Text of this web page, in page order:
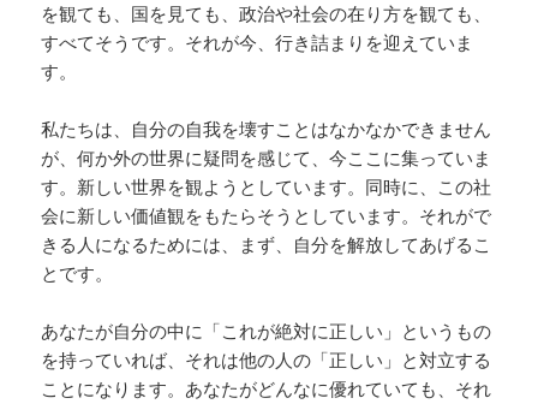
を観ても、国を見ても、政治や社会の在り方を観ても、
すべてそうです。それが今、行き詰まりを迎えていま
す。
私たちは、自分の自我を壊すことはなかなかできません
が、何か外の世界に疑問を感じて、今ここに集っていま
す。新しい世界を観ようとしています。同時に、この社
会に新しい価値観をもたらそうとしています。それがで
きる人になるためには、まず、自分を解放してあげるこ
とです。
あなたが自分の中に「これが絶対に正しい」というもの
を持っていれば、それは他の人の「正しい」と対立する
ことになります。あなたがどんなに優れていても、それ